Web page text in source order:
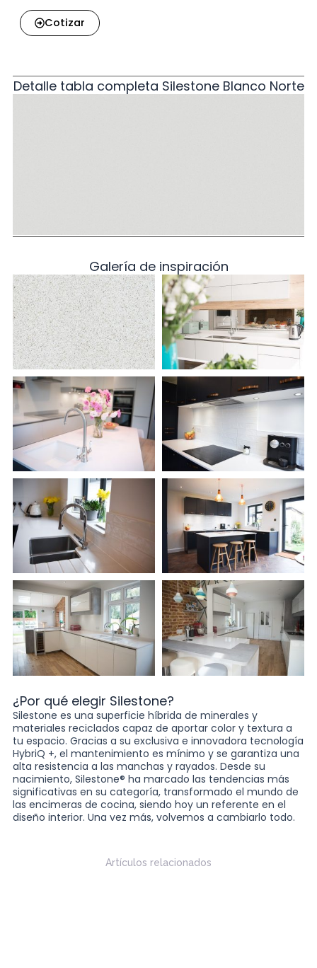
Cotizar
Detalle tabla completa Silestone Blanco Norte
Galería de inspiración
¿Por qué elegir Silestone?
Silestone es una superficie híbrida de minerales y
materiales reciclados capaz de aportar color y textura a
tu espacio. Gracias a su exclusiva e innovadora tecnología
HybriQ +, el mantenimiento es mínimo y se garantiza una
alta resistencia a las manchas y rayados. Desde su
nacimiento, Silestone® ha marcado las tendencias más
significativas en su categoría, transformado el mundo de
las encimeras de cocina, siendo hoy un referente en el
diseño interior. Una vez más, volvemos a cambiarlo todo.
Artículos relacionados